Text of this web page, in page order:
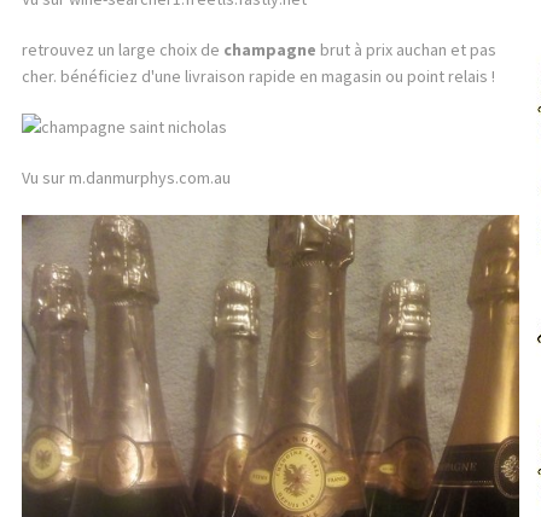
retrouvez un large choix de champagne brut à prix auchan et pas
cher. bénéficiez d'une livraison rapide en magasin ou point relais !
Vu sur m.danmurphys.com.au